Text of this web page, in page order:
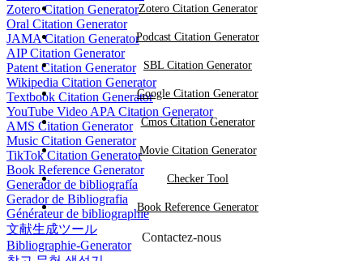
Zotero Citation Generator
Oral Citation Generator
JAMA Citation Generator
AIP Citation Generator
Patent Citation Generator
Wikipedia Citation Generator
Textbook Citation Generator
YouTube Video APA Citation Generator
AMS Citation Generator
Music Citation Generator
TikTok Citation Generator
Book Reference Generator
Generador de bibliografía
Gerador de Bibliografia
Générateur de bibliographie
文献生成ツール
Bibliographie-Generator
Zotero Citation Generator
Podcast Citation Generator
SBL Citation Generator
Google Citation Generator
Cmos Citation Generator
Movie Citation Generator
Checker Tool
Book Reference Generator
Contactez-nous